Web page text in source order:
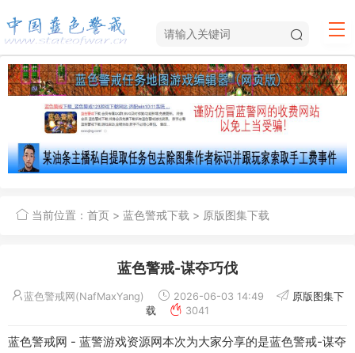
当前位置： 首页 > 蓝色警戒下载 > 原版图集下载
蓝色警戒-谋夺巧伐
蓝色警戒网(NafMaxYang) 2026-06-03 14:49
原版图集下
载
3041
蓝色警戒网 - 蓝警游戏资源网本次为大家分享的是蓝色警戒-谋夺